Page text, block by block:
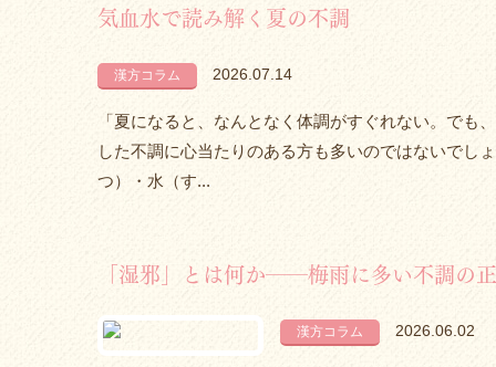
気血水で読み解く夏の不調
漢方コラム 2026.07.14
「夏になると、なんとなく体調がすぐれない。で
した不調に心当たりのある方も多いのではないでし
つ）・水（す...
「湿邪」とは何か――梅雨に多い不調の
漢方コラム 2026.06.02